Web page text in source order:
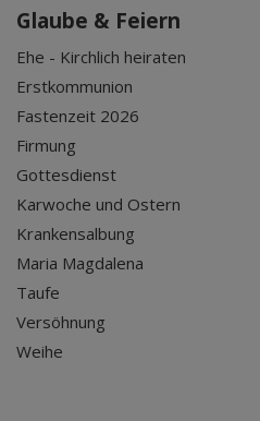
Glaube & Feiern
Ehe - Kirchlich heiraten
Erstkommunion
Fastenzeit 2026
Firmung
Gottesdienst
Karwoche und Ostern
Krankensalbung
Maria Magdalena
Taufe
Versöhnung
Weihe